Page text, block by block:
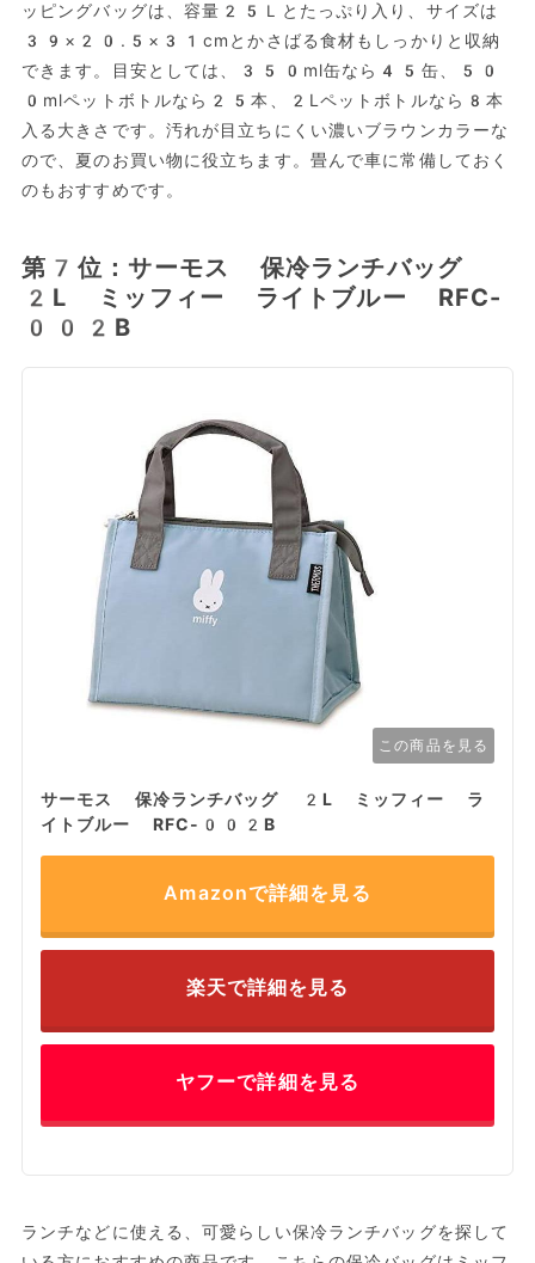
ッピングバッグは、容量25Ｌとたっぷり入り、サイズは
39×20.5×31cmとかさばる食材もしっかりと収納
できます。目安としては、350ml缶なら45缶、50
0mlペットボトルなら25本、2Lペットボトルなら8本
入る大きさです。汚れが目立ちにくい濃いブラウンカラーな
ので、夏のお買い物に役立ちます。畳んで車に常備しておく
のもおすすめです。
第7位：サーモス 保冷ランチバッグ
2L ミッフィー ライトブルー RFC-
002B
この商品を見る
サーモス 保冷ランチバッグ 2L ミッフィー ラ
イトブルー RFC-002B
Amazonで詳細を見る
楽天で詳細を見る
ヤフーで詳細を見る
ランチなどに使える、可愛らしい保冷ランチバッグを探して